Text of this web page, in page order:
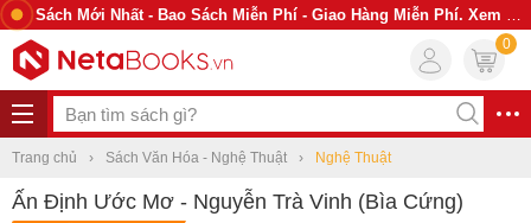
Sách Mới Nhất - Bao Sách Miễn Phí - Giao Hàng Miễn Phí. Xem Ngay
0
Trang chủ Sách Văn Hóa - Nghệ Thuật Nghệ Thuật
Ấn Định Ước Mơ - Nguyễn Trà Vinh (Bìa Cứng)